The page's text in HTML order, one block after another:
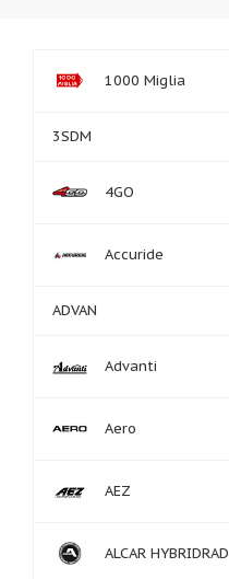
1000 Miglia
3SDM
4GO
Accuride
ADVAN
Advanti
Aero
AEZ
ALCAR HYBRIDRAD